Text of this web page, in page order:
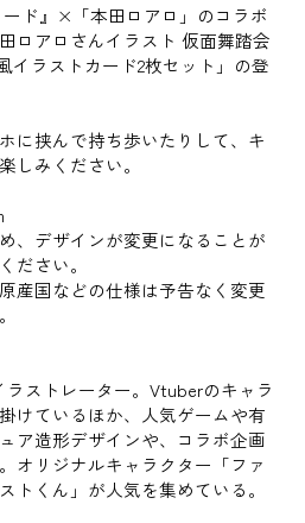
ード』×「本田ロアロ」のコラボ
ロアロさんイラスト 仮面舞踏会
イラストカード2枚セット」の登
に挟んで持ち歩いたりして、キ
しみください。
、デザインが変更になることが
ださい。
産国などの仕様は予告なく変更
ストレーター。Vtuberのキャラ
けているほか、人気ゲームや有
ア造形デザインや、コラボ企画
オリジナルキャラクター「ファ
トくん」が人気を集めている。